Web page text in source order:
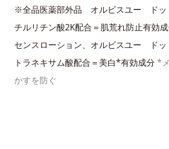
※全品医薬部外品 オルビスユー ドッ
チルリチン酸2K配合＝肌荒れ防止有
センスローション、オルビスユー ド
トラネキサム酸配合＝美白*有効成分*
かすを防ぐ